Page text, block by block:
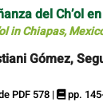
del Ch’ol
in Chiapas,
Gómez,
PDF 578 | pp.